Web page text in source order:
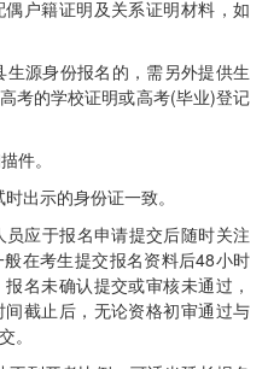
户籍证明及关系证明材料，如
源身份报名的，需另外提供生
考的学校证明或高考(毕业)登记
件。
出示的身份证一致。
应于报名申请提交后随时关注
在考生提交报名资料后48小时
名未确认提交或审核未通过，
截止后，无论资格初审通过与
。